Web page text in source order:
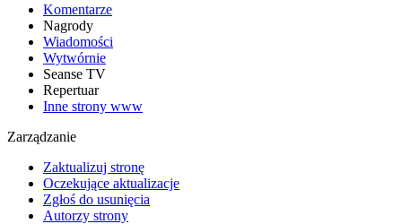
Komentarze
Nagrody
Wiadomości
Wytwórnie
Seanse TV
Repertuar
Inne strony www
Zarządzanie
Zaktualizuj stronę
Oczekujące aktualizacje
Zgłoś do usunięcia
Autorzy strony